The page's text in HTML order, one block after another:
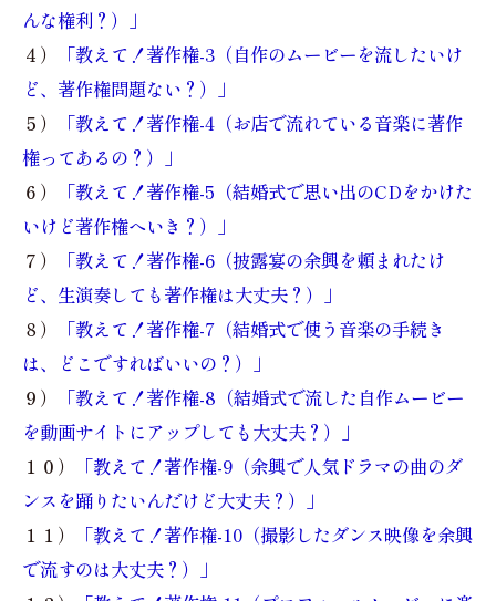
んな権利？）」
４）
「教えて！著作権-3（自作のムービーを流したいけ
ど、著作権問題ない？）」
５）
「教えて！著作権-4（お店で流れている音楽に著作
権ってあるの？）」
６）
「教えて！著作権-5（結婚式で思い出のCDをかけた
いけど著作権へいき？）」
７）
「教えて！著作権-6（披露宴の余興を頼まれたけ
ど、生演奏しても著作権は大丈夫？）」
８）
「教えて！著作権-7（結婚式で使う音楽の手続き
は、どこですればいいの？）」
９）
「教えて！著作権-8（結婚式で流した自作ムービー
を動画サイトにアップしても大丈夫？）」
１０）
「教えて！著作権-9（余興で人気ドラマの曲のダ
ンスを踊りたいんだけど大丈夫？）」
１１）
「教えて！著作権-10（撮影したダンス映像を余興
で流すのは大丈夫？）」